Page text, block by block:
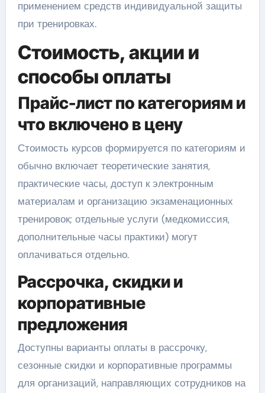
применением средств индивидуальной защиты
при тренировках.
Стоимость, акции и
способы оплаты
Прайс-лист по категориям и
что включено в цену
Стоимость курсов формируется по категориям и
обычно включает теоретические занятия,
практические часы, доступ к электронным
материалам и организацию экзаменационных
тренировок; отдельные услуги (медкомиссия,
дополнительные часы практики) могут
оплачиваться отдельно.
Рассрочка, скидки и
корпоративные
предложения
Доступны варианты оплаты в рассрочку,
сезонные скидки и корпоративные программы
для организаций, направляющих сотрудников на